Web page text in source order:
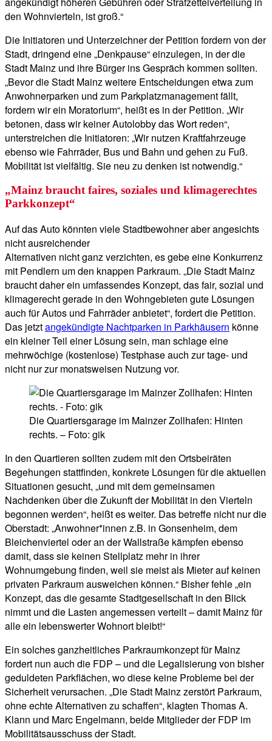
den Wohnvierteln, ist groß.“
Die Initiatoren und Unterzeichner der Petition fordern von der
Stadt, dringend eine „Denkpause“ einzulegen, in der die
Stadt Mainz und ihre Bürger ins Gespräch kommen sollten.
„Bevor die Stadt Mainz weitere Entscheidungen etwa zum
Anwohnerparken und zum Parkplatzmanagement fällt,
fordern wir ein Moratorium“, heißt es in der Petition. „Wir
betonen, dass wir keiner Autolobby das Wort reden“,
unterstreichen die Initiatoren: „Wir nutzen Kraftfahrzeuge
ebenso wie Fahrräder, Bus und Bahn und gehen zu Fuß.
Mobilität ist vielfältig. Sie neu zu denken ist notwendig.“
„Mainz braucht faires, soziales und klimagerechtes
Parkkonzept“
Auf das Auto könnten viele Stadtbewohner aber angesichts
nicht ausreichender
Alternativen nicht ganz verzichten, es gebe eine Konkurrenz
mit Pendlern um den knappen Parkraum. „Die Stadt Mainz
braucht daher ein umfassendes Konzept, das fair, sozial und
klimagerecht gerade in den Wohngebieten gute Lösungen
auch für Autos und Fahrräder anbietet“, fordert die Petition.
Das jetztangekündigte Nachtparken in Parkhäusern könne
ein kleiner Teil einer Lösung sein, man schlage eine
mehrwöchige (kostenlose) Testphase auch zur tage- und
nicht nur zur monatsweisen Nutzung vor.
Die Quartiersgarage im Mainzer Zollhafen: Hinten
rechts. – Foto: gik
In den Quartieren sollten zudem mit den Ortsbeiräten
Begehungen stattfinden, konkrete Lösungen für die aktuellen
Situationen gesucht, „und mit dem gemeinsamen
Nachdenken über die Zukunft der Mobilität in den Vierteln
begonnen werden“, heißt es weiter. Das betreffe nicht nur die
Oberstadt: „Anwohner*innen z.B. in Gonsenheim, dem
Bleichenviertel oder an der Wallstraße kämpfen ebenso
damit, dass sie keinen Stellplatz mehr in ihrer
Wohnumgebung finden, weil sie meist als Mieter auf keinen
privaten Parkraum ausweichen können.“ Bisher fehle „ein
Konzept, das die gesamte Stadtgesellschaft in den Blick
nimmt und die Lasten angemessen verteilt – damit Mainz für
alle ein lebenswerter Wohnort bleibt!“
Ein solches ganzheitliches Parkraumkonzept für Mainz
fordert nun auch die FDP – und die Legalisierung von bisher
geduldeten Parkflächen, wo diese keine Probleme bei der
Sicherheit verursachen. „Die Stadt Mainz zerstört Parkraum,
ohne echte Alternativen zu schaffen“, klagten Thomas A.
Klann und Marc Engelmann, beide Mitglieder der FDP im
Mobilitätsausschuss der Stadt.